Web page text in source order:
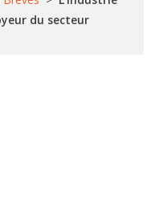
du secteur